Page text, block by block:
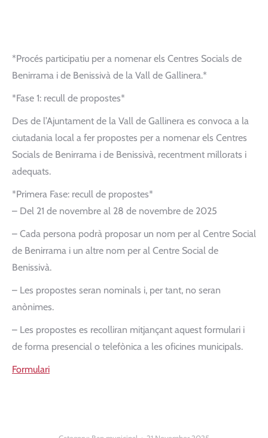
*Procés participatiu per a nomenar els Centres Socials de
Benirrama i de Benissivà de la Vall de Gallinera.*
*Fase 1: recull de propostes*
Des de l’Ajuntament de la Vall de Gallinera es convoca a la
ciutadania local a fer propostes per a nomenar els Centres
Socials de Benirrama i de Benissivà, recentment millorats i
adequats.
*Primera Fase: recull de propostes*
– Del 21 de novembre al 28 de novembre de 2025
– Cada persona podrà proposar un nom per al Centre Social
de Benirrama i un altre nom per al Centre Social de
Benissivà.
– Les propostes seran nominals i, per tant, no seran
anònimes.
– Les propostes es recolliran mitjançant aquest formulari i
de forma presencial o telefònica a les oficines municipals.
Formulari